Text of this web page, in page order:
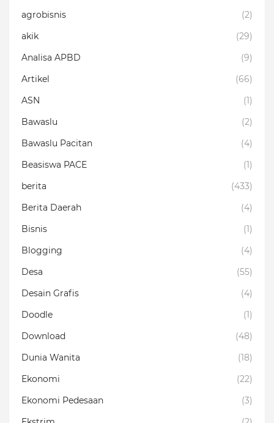
agrobisnis
(2)
akik
(29)
Analisa APBD
(9)
Artikel
(66)
ASN
(1)
Bawaslu
(2)
Bawaslu Pacitan
(4)
Beasiswa PACE
(1)
berita
(433)
Berita Daerah
(4)
Bisnis
(1)
Blogging
(4)
Desa
(55)
Desain Grafis
(4)
Doodle
(1)
Download
(48)
Dunia Wanita
(18)
Ekonomi
(22)
Ekonomi Pedesaan
(3)